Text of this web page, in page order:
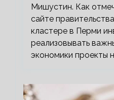
Мишустин. Как
сайте
кластере в Перми
реализовывать
экономики проекты